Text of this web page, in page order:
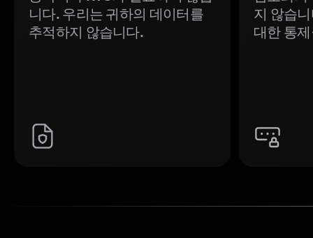
니다. 우리는 귀하의 데이터를
추적하지 않습니다.
지 않습
대한 통